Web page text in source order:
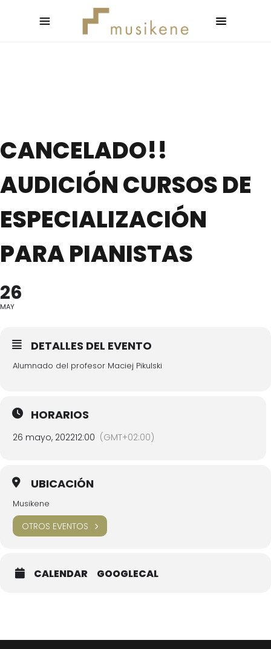
CANCELADO!!
AUDICIÓN CURSOS DE
ESPECIALIZACIÓN
PARA PIANISTAS
26
MAY
DETALLES DEL EVENTO
Alumnado del profesor Maciej Pikulski
HORARIOS
26 mayo, 202212:00 (GMT+02:00)
UBICACIÓN
Musikene
OTROS EVENTOS
CALENDAR GOOGLECAL